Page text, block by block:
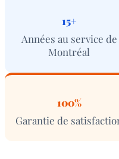
15+
Années au service de
Montréal
100%
Garantie de